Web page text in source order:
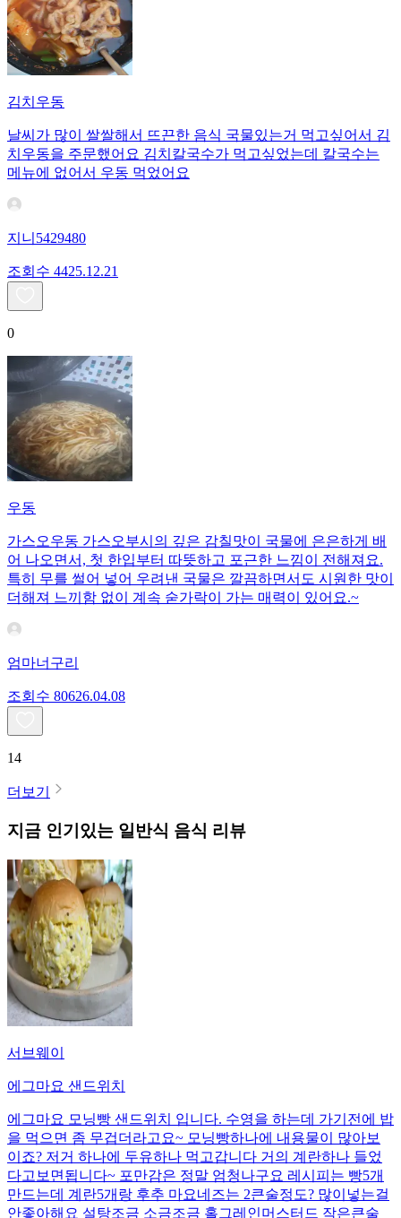
김치우동
날씨가 많이 쌀쌀해서 뜨끈한 음식 국물있는거 먹고싶어서 김
치우동을 주문했어요 김치칼국수가 먹고싶었는데 칼국수는
메뉴에 없어서 우동 먹었어요
지니5429480
조회수 4425.12.21
0
우동
가스오우동 가스오부시의 깊은 감칠맛이 국물에 은은하게 배
어 나오면서, 첫 한입부터 따뜻하고 포근한 느낌이 전해져요.
특히 무를 썰어 넣어 우려낸 국물은 깔끔하면서도 시원한 맛이
더해져 느끼함 없이 계속 숟가락이 가는 매력이 있어요.~
엄마너구리
조회수 80626.04.08
14
더보기
지금 인기있는 일반식 음식 리뷰
서브웨이
에그마요 샌드위치
에그마요 모닝빵 샌드위치 입니다. 수영을 하는데 가기전에 밥
을 먹으면 좀 무겁더라고요~ 모닝빵하나에 내용물이 많아보
이죠? 저거 하나에 두유하나 먹고갑니다 거의 계란하나 들었
다고보면됩니다~ 포만감은 정말 엄청나구요 레시피는 빵5개
만드는데 계란5개랑 후추 마요네즈는 2큰술정도? 많이넣는걸
안좋아해요 설탕조금 소금조금 홀그레인머스터드 작은큰술